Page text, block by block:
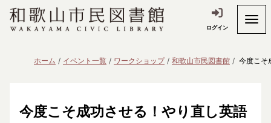
ログイン
ホーム イベント一覧 ワークショップ 和歌山市民図書館 今度こそ
今度こそ成功させる！やり直し英語